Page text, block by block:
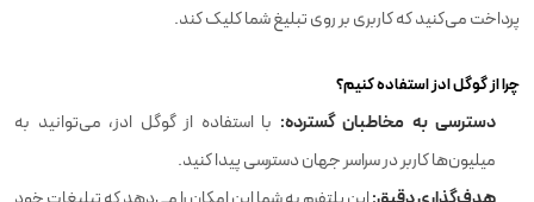
پرداخت می‌کنید که کاربری بر روی تبلیغ شما کلیک کند.
چرا از گوگل ادز استفاده کنیم؟
دسترسی به مخاطبان گسترده: با استفاده از گوگل ادز، می‌توانید به
میلیون‌ها کاربر در سراسر جهان دسترسی پیدا کنید.